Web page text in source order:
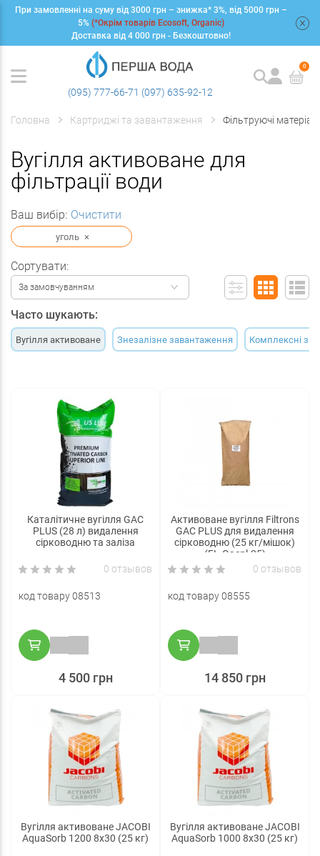
При замовленні на суму від 3000 грн – знижка* 3%, від 5000 грн –
5% (*Окрім товарів Ecosoft, Organic)
Доставка від 4 000 грн - Безкоштовно!
(095) 777-66-71 (097) 635-92-12
0
Головна Картриджі та завантаження Фільтруючі
Вугілля активоване для
фільтрації води
Ваш вибір: Очистити
уголь ×
Сортувати:
За замовчуванням
Часто шукають:
Вугілля активоване Знезалізне завантаження Комплексні
Каталітичне вугілля GAC
PLUS (28 л) видалення
сірководню та заліза
0 отзывов
код товару 08513
4 500 грн
Активоване вугілля Filtrons
GAC PLUS для видалення
сірководню (25 кг/мішок)
(FL-Gacpl-25)
0 отзывов
код товару 08555
14 850 грн
Вугілля активоване JACOBI
AquaSorb 1200 8x30 (25 кг)
Вугілля активоване JACOBI
AquaSorb 1000 8х30 (25 кг)